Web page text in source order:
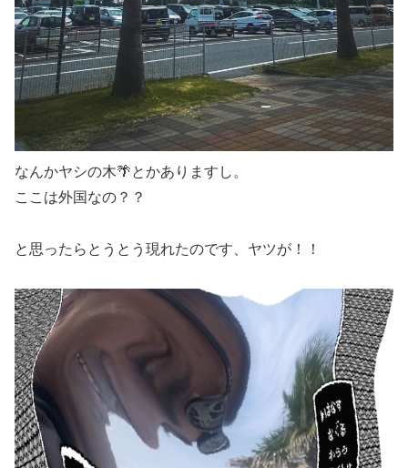
なんかヤシの木🌴とかありますし。
ここは外国なの？？
と思ったらとうとう現れたのです、ヤツが！！